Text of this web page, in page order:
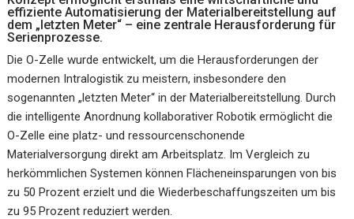
effiziente Automatisierung der Materialbereitstellung auf
dem „letzten Meter“ – eine zentrale Herausforderung für
Serienprozesse.
Die O-Zelle wurde entwickelt, um die Herausforderungen der
modernen Intralogistik zu meistern, insbesondere den
sogenannten „letzten Meter“ in der Materialbereitstellung. Durch
die intelligente Anordnung kollaborativer Robotik ermöglicht die
O-Zelle eine platz- und ressourcenschonende
Materialversorgung direkt am Arbeitsplatz. Im Vergleich zu
herkömmlichen Systemen können Flächeneinsparungen von bis
zu 50 Prozent erzielt und die Wiederbeschaffungszeiten um bis
zu 95 Prozent reduziert werden.